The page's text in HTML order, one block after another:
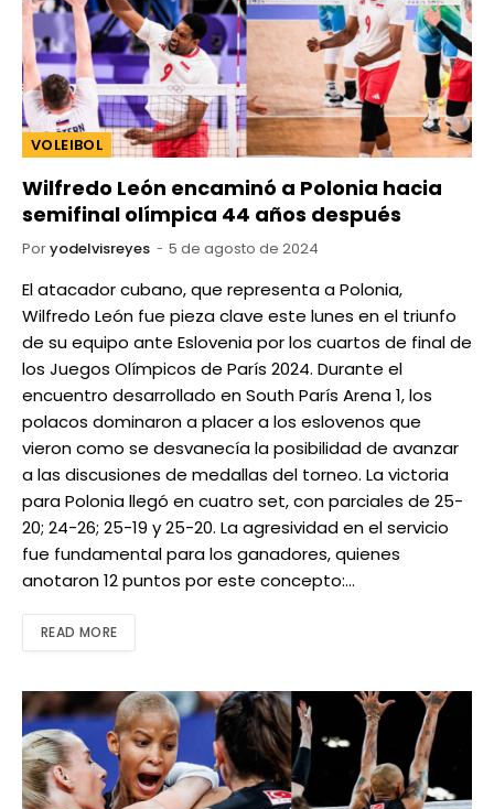
VOLEIBOL
Wilfredo León encaminó a Polonia hacia
semifinal olímpica 44 años después
Poryodelvisreyes 5 de agosto de 2024
El atacador cubano, que representa a Polonia,
Wilfredo León fue pieza clave este lunes en el triunfo
de su equipo ante Eslovenia por los cuartos de final de
los Juegos Olímpicos de París 2024. Durante el
encuentro desarrollado en South París Arena 1, los
polacos dominaron a placer a los eslovenos que
vieron como se desvanecía la posibilidad de avanzar
a las discusiones de medallas del torneo. La victoria
para Polonia llegó en cuatro set, con parciales de 25-
20; 24-26; 25-19 y 25-20. La agresividad en el servicio
fue fundamental para los ganadores, quienes
anotaron 12 puntos por este concepto:…
READ MORE